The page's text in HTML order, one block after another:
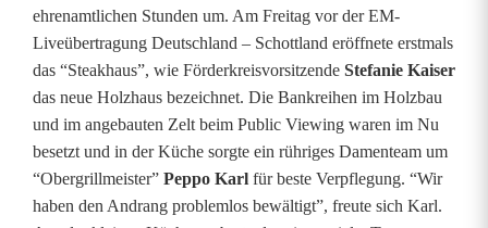
r
n
w
e
i
h
ehrenamtlichen Stunden um. Am Freitag vor der EM-
Liveübertragung Deutschland – Schottland eröffnete erstmals
das “Steakhaus”, wie Förderkreisvorsitzende Stefanie Kaiser
das neue Holzhaus bezeichnet. Die Bankreihen im Holzbau
und im angebauten Zelt beim Public Viewing waren im Nu
besetzt und in der Küche sorgte ein rühriges Damenteam um
“Obergrillmeister” Peppo Karl für beste Verpflegung. “Wir
haben den Andrang problemlos bewältigt”, freute sich Karl.